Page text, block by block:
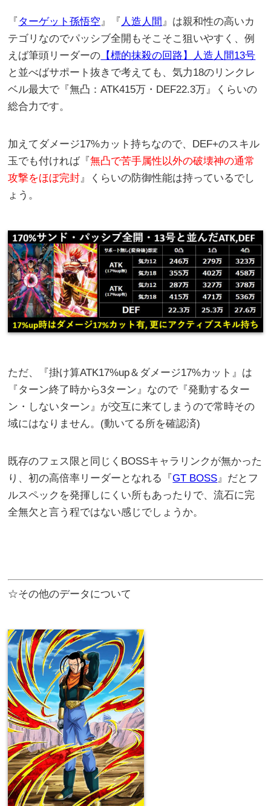
『 ターゲット孫悟空』『 人造人間 』は親和性の高いカ
テゴリなのでパッシブ全開もそこそこ狙いやすく、例
えば筆頭リーダーの 【標的抹殺の回路】人造人間13号
と並べばサポート抜きで考えても、気力18のリンクレ
ベル最大で『無凸：ATK415万・DEF22.3万』くらいの
総合力です。
加えてダメージ17%カット持ちなので、DEF+のスキル
玉でも付ければ『無凸で苦手属性以外の破壊神の通常
攻撃をほぼ完封』くらいの防御性能は持っているでし
ょう。
ただ、『掛け算ATK17%up＆ダメージ17%カット』は
『ターン終了時から3ターン』なので『発動するター
ン・しないターン』が交互に来てしまうので常時その
域にはなりません。(動いてる所を確認済)
既存のフェス限と同じくBOSSキャラリンクが無かった
り、初の高倍率リーダーとなれる『GT BOSS』だとフ
ルスペックを発揮しにくい所もあったりで、流石に完
全無欠と言う程ではない感じでしょうか。
☆その他のデータについて